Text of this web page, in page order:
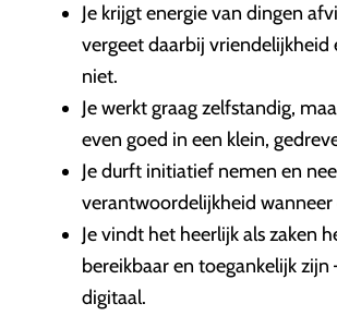
Je krijgt energie van dingen
vergeet daarbij vriendelijkheid
niet.
Je werkt graag zelfstandig,
even goed in een klein,
Je durft initiatief nemen en
verantwoordelijkheid wanneer
Je vindt het heerlijk als zaken
bereikbaar en toegankelijk zijn
digitaal.